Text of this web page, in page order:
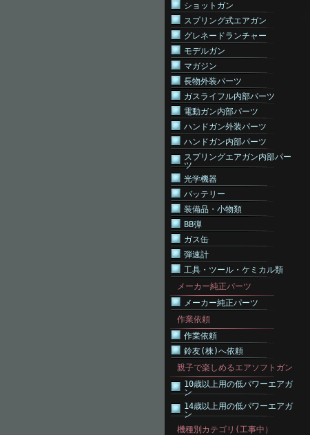
ショットガン
スプリング式エアガン
グレネードランチャー
モデルガン
マガジン
長物外装パーツ
ガスライフル内部パーツ
電動ガン内部パーツ
ハンドガン外装パーツ
ハンドガン内部パーツ
スプリングエアガン内部パー
ツ
光学機器
バッテリー
装備品・小物類
BB弾
ガス缶
弾速計
工具・ツール・ケミカル類
メーカー純正パーツ
メーカー純正パーツ
作業依頼
作業依頼
鈴友(株)へ依頼
親子で楽しめるエアソフトガン
10歳以上用の低パワーエアガ
ン
14歳以上用の低パワーエアガ
ン
機種別カテゴリ(工事中）